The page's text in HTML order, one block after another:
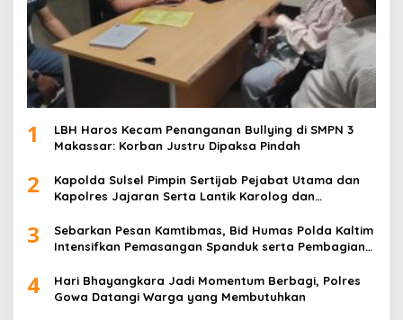
1
LBH Haros Kecam Penanganan Bullying di SMPN 3
Makassar: Korban Justru Dipaksa Pindah
2
Kapolda Sulsel Pimpin Sertijab Pejabat Utama dan
Kapolres Jajaran Serta Lantik Karolog dan
3
Sebarkan Pesan Kamtibmas, Bid Humas Polda Kaltim
Intensifkan Pemasangan Spanduk serta Pembagian
4
Hari Bhayangkara Jadi Momentum Berbagi, Polres
Gowa Datangi Warga yang Membutuhkan